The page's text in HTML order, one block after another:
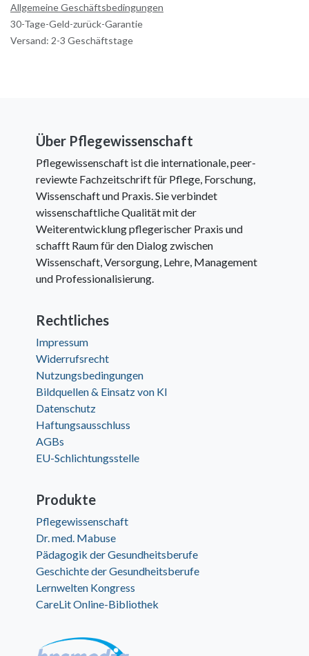
Allgemeine Geschäftsbedingungen
30-Tage-Geld-zurück-Garantie
Versand: 2-3 Geschäftstage
Über Pflegewissenschaft
Pflegewissenschaft ist die internationale, peer-
reviewte Fachzeitschrift für Pflege, Forschung,
Wissenschaft und Praxis. Sie verbindet
wissenschaftliche Qualität mit der
Weiterentwicklung pflegerischer Praxis und
schafft Raum für den Dialog zwischen
Wissenschaft, Versorgung, Lehre, Management
und Professionalisierung.
Rechtliches
Impressum
Widerrufsrecht
Nutzungsbedingungen
Bildquellen & Einsatz von KI
Datenschutz
Haftungsausschluss
AGBs
EU-Schlichtungsstelle
Produkte
Pflegewissenschaft
Dr. med. Mabuse
Pädagogik der Gesundheitsberufe
Geschichte der Gesundheitsberufe
Lernwelten Kongress
CareLit Online-Bibliothek